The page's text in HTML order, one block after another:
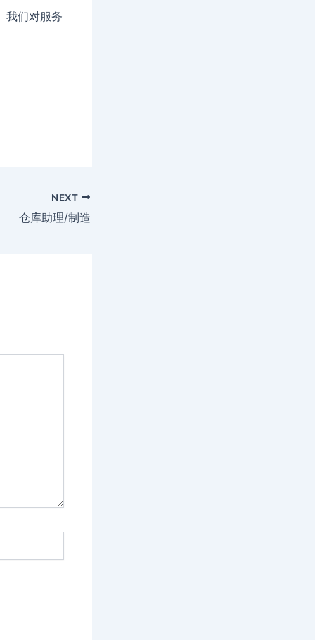
我们对服务
NEXT
仓库助理/制造